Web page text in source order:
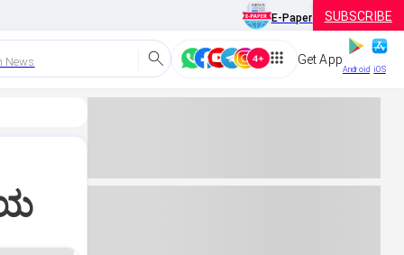
E-Paper SUBSCRIBE
News Get App
Android iOS